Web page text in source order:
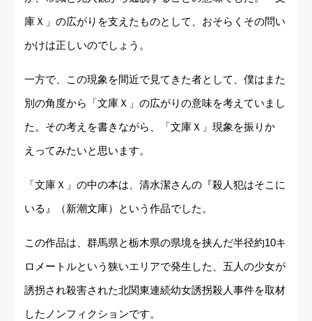
庫Ｘ」の広がりを支えたものとして、おそらくその問い
かけは正しいのでしょう。
一方で、この現象を間近で見てきた者として、僕はまた
別の角度から「文庫Ｘ」の広がりの意味を考えていまし
た。その考えを書きながら、「文庫Ｘ」現象を振りか
えってみたいと思います。
「文庫Ｘ」の中の本は、清水潔さんの『殺人犯はそこに
いる』（新潮文庫）という作品でした。
この作品は、群馬県と栃木県の県境を挟んだ半径約10キ
ロメートルという狭いエリアで発生した、五人の少女が
誘拐され殺害された北関東連続幼女誘拐殺人事件を取材
したノンフィクションです。